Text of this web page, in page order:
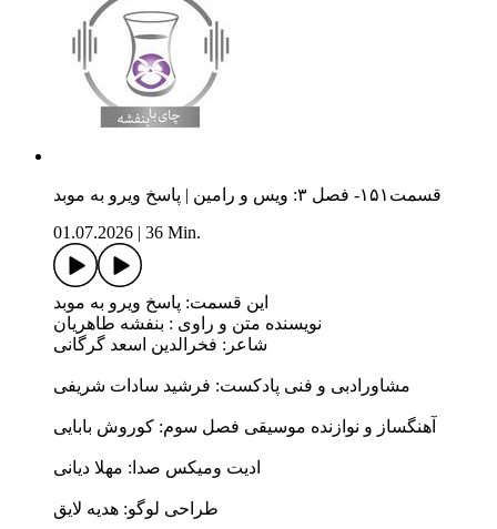
قسمت۱۵۱- فصل ۳: ویس و رامین | پاسخ ویرو به موبد
01.07.2026
36 Min.
این قسمت: پاسخ ویرو به موبد
نویسنده متن و راوی : بنفشه طاهریان
شاعر: فخرالدین اسعد گرگانی
مشاورادبی و فنی پادکست: فرشید سادات شریفی
آهنگساز و نوازنده موسیقی فصل سوم: کوروش بابایی
ادیت ومیکس صدا: مهلا دیانی
طراحی لوگو: هدیه لایق